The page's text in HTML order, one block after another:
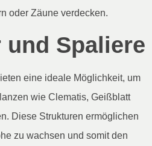
oder Zäune verdecken.
Spaliere
eine ideale Möglichkeit, um
wie Clematis, Geißblatt
Diese Strukturen ermöglichen
zu wachsen und somit den